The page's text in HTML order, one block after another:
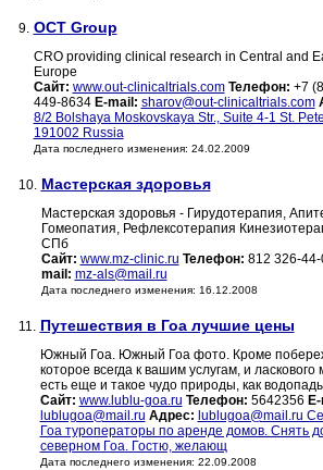
9. OCT Group
CRO providing clinical research in Central and
Europe
Сайт: www.out-clinicaltrials.com Телефон: +7
449-8634 E-mail: sharov@out-clinicaltrials.com
8/2 Bolshaya Moskovskaya Str., Suite 4-1 St.
191002 Russia
Дата последнего изменения: 24.02.2009
10. Мастерская здоровья
Мастерская здоровья - Гирудотерапия,
Гомеопатия, Рефлексотерапия
СПб
Сайт: www.mz-clinic.ru Телефон: 812 326-
mail: mz-als@mail.ru
Дата последнего изменения: 16.12.2008
11. Путешествия в Гоа лучшие цены
Южный Гоа. Южный Гоа фото. Кроме
которое всегда к вашим услугам, и ласкового
есть еще и такое чудо природы, как
Сайт: www.lublu-goa.ru Телефон: 5642356
lublugoa@mail.ru Адрес: lublugoa@mail.ru
Гоа туроператоры по аренде домов. Снять
северном Гоа. Гостю, желающ
Дата последнего изменения: 22.09.2008